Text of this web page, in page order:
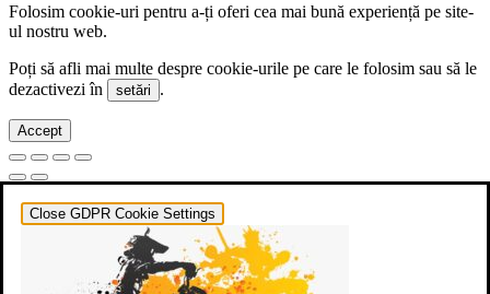
Folosim cookie-uri pentru a-ți oferi cea mai bună experiență pe site-
ul nostru web.
Poți să afli mai multe despre cookie-urile pe care le folosim sau să le
dezactivezi în
setări .
Accept
Close GDPR Cookie Settings